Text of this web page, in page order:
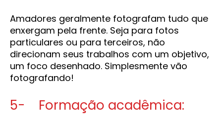
Amadores geralmente fotografam tudo que
enxergam pela frente. Seja para fotos
particulares ou para terceiros, não
direcionam seus trabalhos com um objetivo,
um foco desenhado. Simplesmente vão
fotografando!
5- Formação acadêmica: